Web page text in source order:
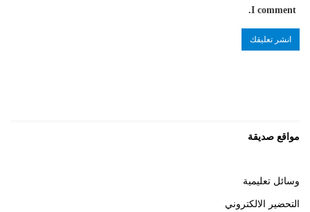
I comment.
مواقع صديقة
وسائل تعليمية
التحضير الالكتروني